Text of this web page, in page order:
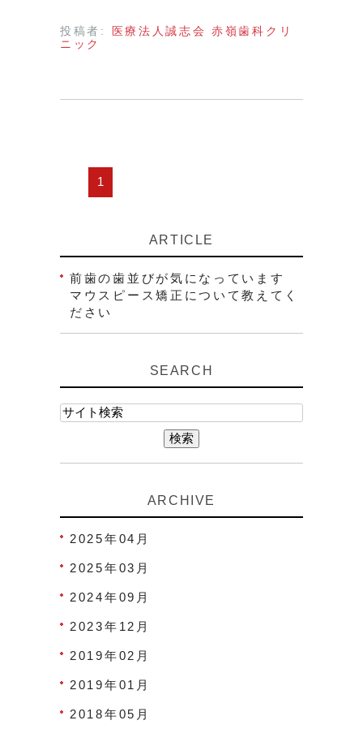
投稿者:
医療法人誠志会 赤嶺歯科クリ
ニック
1
ARTICLE
前歯の歯並びが気になっています
マウスピース矯正について教えてく
ださい
SEARCH
ARCHIVE
2025年04月
2025年03月
2024年09月
2023年12月
2019年02月
2019年01月
2018年05月